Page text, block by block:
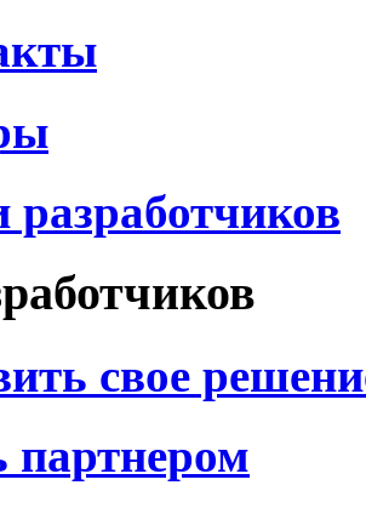
разработчиков
свое
партнером